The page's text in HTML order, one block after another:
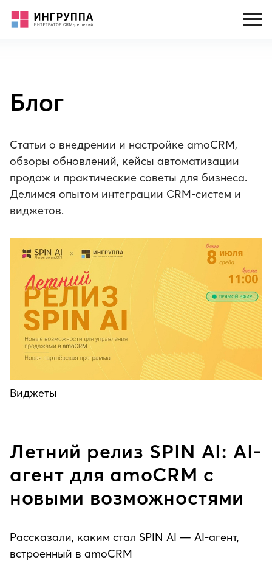
Блог
Статьи о внедрении и настройке amoCRM,
обзоры обновлений, кейсы автоматизации
продаж и практические советы для бизнеса.
Делимся опытом интеграции CRM-систем и
виджетов.
Виджеты
Летний релиз SPIN AI: AI-
агент для amoCRM с
новыми возможностями
Рассказали, каким стал SPIN AI — AI-агент,
встроенный в amoCRM